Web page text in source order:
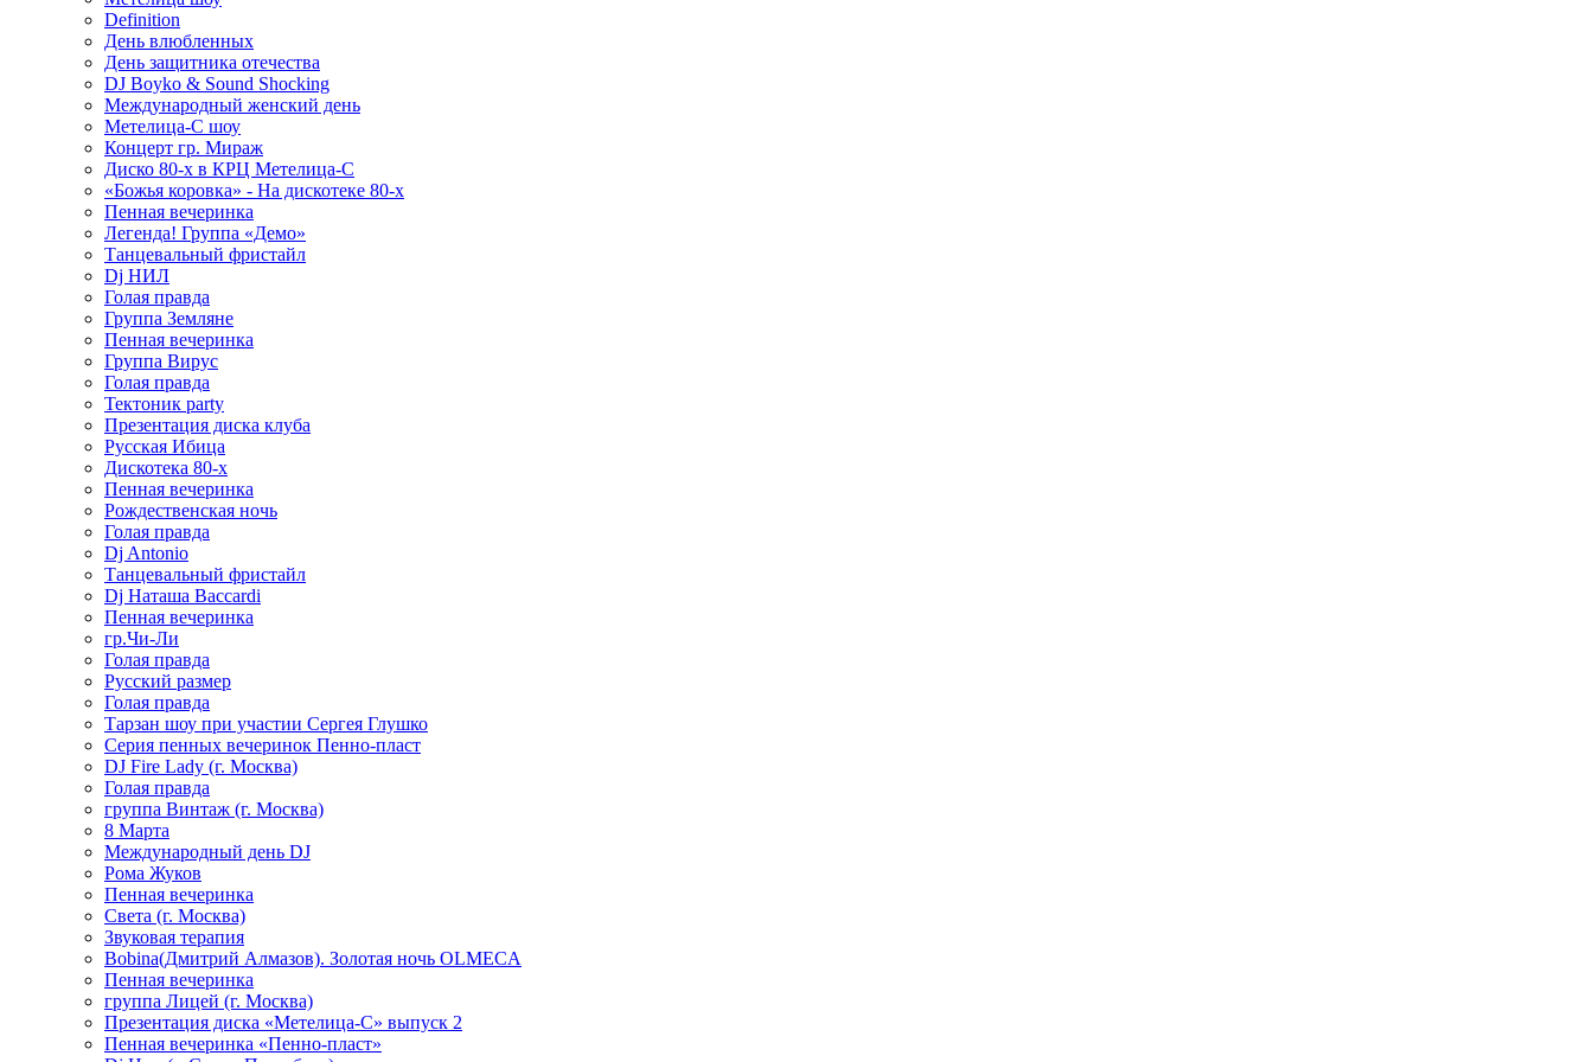
Definition
День влюбленных
День защитника отечества
DJ Boyko & Sound Shocking
Международный женский день
Метелица-С шоу
Концерт гр. Мираж
Диско 80-х в КРЦ Метелица-С
«Божья коровка» - На дискотеке 80-х
Пенная вечеринка
Легенда! Группа «Демо»
Танцевальный фристайл
Dj НИЛ
Голая правда
Группа Земляне
Пенная вечеринка
Группа Вирус
Голая правда
Тектоник party
Презентация диска клуба
Русская Ибица
Дискотека 80-х
Пенная вечеринка
Рождественская ночь
Голая правда
Dj Antonio
Танцевальный фристайл
Dj Наташа Baccardi
Пенная вечеринка
гр.Чи-Ли
Голая правда
Русский размер
Голая правда
Тарзан шоу при участии Сергея Глушко
Серия пенных вечеринок Пенно-пласт
DJ Fire Lady (г. Москва)
Голая правда
группа Винтаж (г. Москва)
8 Марта
Международный день DJ
Рома Жуков
Пенная вечеринка
Света (г. Москва)
Звуковая терапия
Bobina(Дмитрий Алмазов). Золотая ночь OLMECA
Пенная вечеринка
группа Лицей (г. Москва)
Презентация диска «Метелица-С» выпуск 2
Пенная вечеринка «Пенно-пласт»